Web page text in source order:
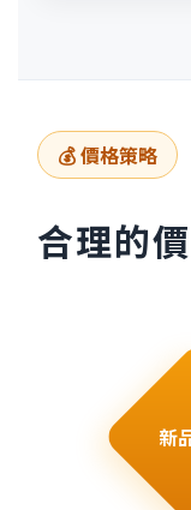
💰 價格策略
合理的
新